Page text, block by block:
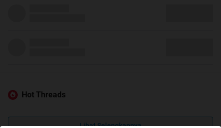
Hot Threads
Lihat Selengkapnya